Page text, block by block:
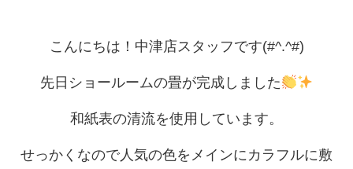
こんにちは！中津店スタッフです(#^.^#)
先日ショールームの畳が完成しました
和紙表の清流を使用しています。
せっかくなので人気の色をメインにカラフルに敷